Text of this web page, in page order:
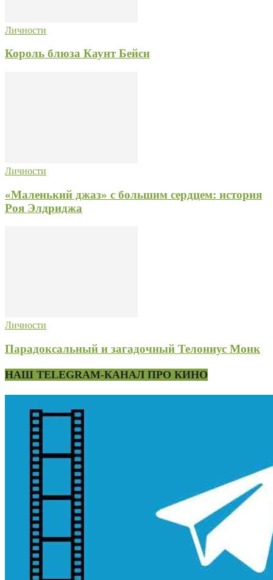
Личности
Король блюза Каунт Бейси
Личности
«Маленький джаз» с большим сердцем: история
Роя Элдриджа
Личности
Парадоксальный и загадочный Телониус Монк
НАШ TELEGRAM-КАНАЛ ПРО КИНО